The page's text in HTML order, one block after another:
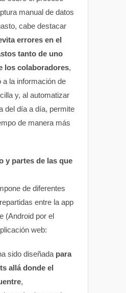
manual de datos
cabe destacar
errores en el
tanto de uno
los colaboradores,
a la información de
y, al automatizar
del día a día, permite
de manera más
y partes de las que
de diferentes
entre la app
(Android por el
web:
sido diseñada para
allá donde el
,